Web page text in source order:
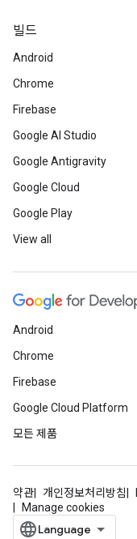
빌드
Android
Chrome
Firebase
Google AI Studio
Google Antigravity
Google Cloud
Google Play
View all
Android
Chrome
Firebase
Google Cloud Platform
모든 제품
약관 개인정보처리방침
Manage cookies